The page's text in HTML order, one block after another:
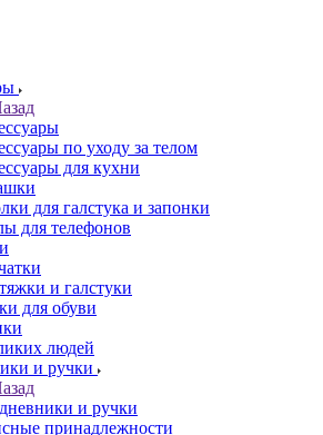
по уходу за телом
для кухни
для галстука и запонки
для телефонов
и галстуки
для обуви
людей
и ручки
и ручки
принадлежности